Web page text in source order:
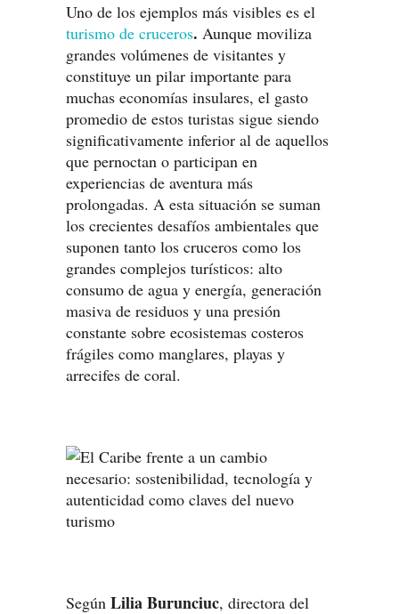
Uno de los ejemplos más visibles es el
turismo de cruceros. Aunque moviliza
grandes volúmenes de visitantes y
constituye un pilar importante para
muchas economías insulares, el gasto
promedio de estos turistas sigue siendo
significativamente inferior al de aquellos
que pernoctan o participan en
experiencias de aventura más
prolongadas. A esta situación se suman
los crecientes desafíos ambientales que
suponen tanto los cruceros como los
grandes complejos turísticos: alto
consumo de agua y energía, generación
masiva de residuos y una presión
constante sobre ecosistemas costeros
frágiles como manglares, playas y
arrecifes de coral.
Según Lilia Burunciuc, directora del